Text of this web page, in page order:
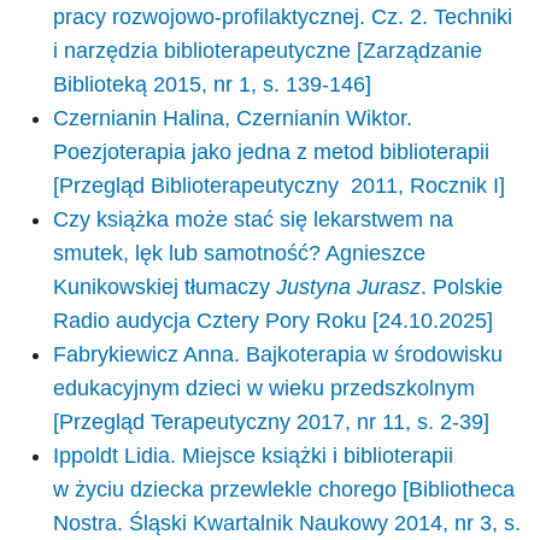
pracy rozwojowo-profilaktycznej. Cz. 2. Techniki
i narzędzia biblioterapeutyczne [Zarządzanie
Biblioteką 2015, nr 1, s. 139-146]
Czernianin Halina, Czernianin Wiktor.
Poezjoterapia jako jedna z metod biblioterapii
[Przegląd Biblioterapeutyczny 2011, Rocznik I]
Czy książka może stać się lekarstwem na
smutek, lęk lub samotność? Agnieszce
Kunikowskiej tłumaczy Justyna Jurasz. Polskie
Radio audycja Cztery Pory Roku [24.10.2025]
Fabrykiewicz Anna. Bajkoterapia w środowisku
edukacyjnym dzieci w wieku przedszkolnym
[Przegląd Terapeutyczny 2017, nr 11, s. 2-39]
Ippoldt Lidia. Miejsce książki i biblioterapii
w życiu dziecka przewlekle chorego [Bibliotheca
Nostra. Śląski Kwartalnik Naukowy 2014, nr 3, s.